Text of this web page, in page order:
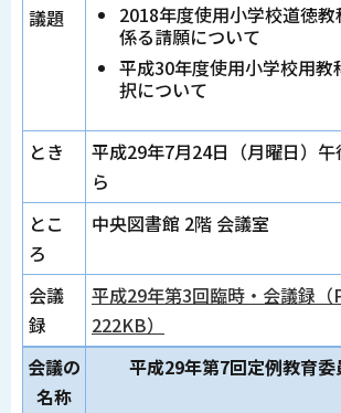
議題
2018年度使用小学校道徳
係る請願について
平成30年度使用小学校用教
択について
とき
平成29年7月24日（月曜日）
ら
とこ
ろ
中央図書館 2階 会議室
会議
録
平成29年第3回臨時・会議録（
222KB）
会議の
名称
平成29年第7回定例教育委